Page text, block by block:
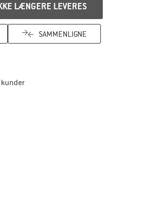
LÆNGERE LEVERES
SAMMENLIGNE
returretten her Åbnes i en infoboks
certificeret - oplysningerne får du